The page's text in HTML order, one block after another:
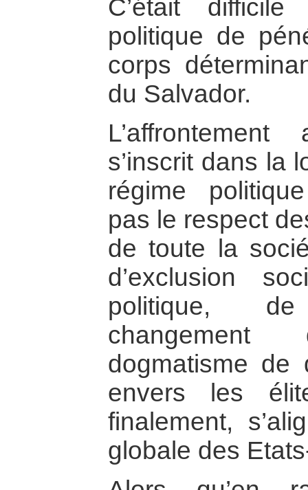
C’était
politique de
corps
du Salvador.
s’inscrit dans la
régime
pas le respect
de toute la
d’exclusion
politique,
changement
dogmatisme de
envers les
finalement,
globale des